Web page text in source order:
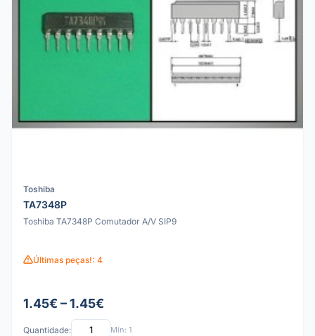
Toshiba
TA7348P
Toshiba TA7348P Comutador A/V SIP9
Últimas peças!: 4
1.45€ – 1.45€
Quantidade: Mín: 1